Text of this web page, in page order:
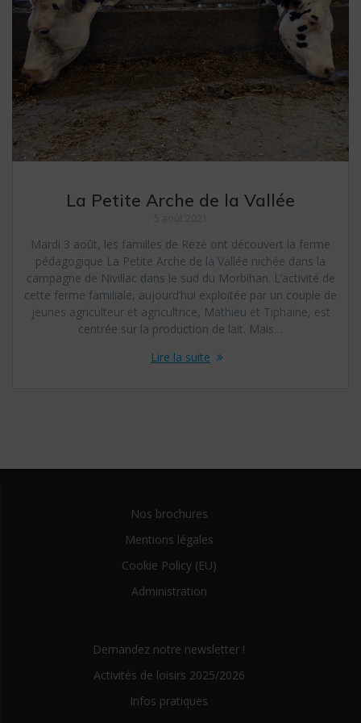
La Petite Arche de la Vallée
Mardi 3 août, les familles de Rezé ont découvert la ferme
pédagogique La Petite Arche de la Vallée nichée dans la
campagne de Nivillac dans le sud du Morbihan. L’activité de
cette ferme familiale, aujourd’hui exploitée par un couple de
jeunes agriculteur et agricultrice, Mathieu et Tiphaine, est
centrée sur la production de lait. Mais…
Lire la suite
Nos brochures
Mentions légales
Cookie Policy (EU)
Administration
Demandez notre newsletter !
Activités de loisirs 2025/2026
Infos pratiques